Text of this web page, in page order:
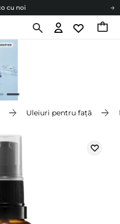
cu noi
cu noi
Uleiuri pentru față